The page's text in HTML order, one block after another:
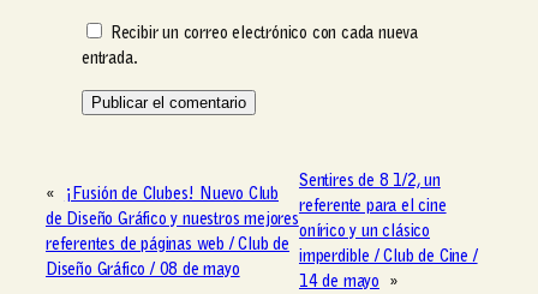
Recibir un correo electrónico con cada nueva
entrada.
«
¡Fusión de Clubes! Nuevo Club
de Diseño Gráfico y nuestros mejores
referentes de páginas web / Club de
Diseño Gráfico / 08 de mayo
Sentires de 8 1/2, un
referente para el cine
onírico y un clásico
imperdible / Club de Cine /
14 de mayo
»